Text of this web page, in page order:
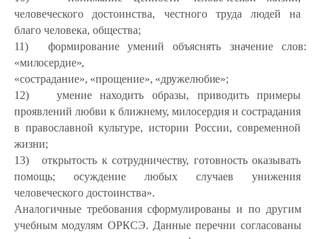
человеческого достоинства, честного труда людей на
благо человека, общества;
11)
формирование умений объяснять значение
слов:
«милосердие»,
«сострадание», «прощение», «дружелюбие»;
12)
умение находить образы, приводить примеры
проявлений любви к ближнему, милосердия и сострадания
в православной культуре, истории России, современной
жизни;
13)
открытость к сотрудничеству, готовность оказывать
помощь; осуждение любых случаев унижения
человеческого достоинства».
Аналогичные требования сформулированы и по другим
учебным модулям ОРКСЭ. Данные перечни согласованы